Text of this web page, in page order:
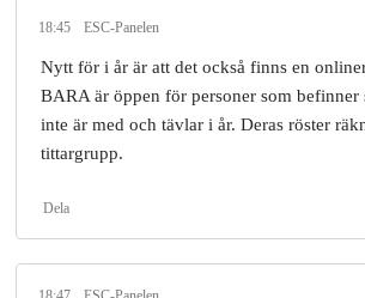
18:45 ESC-Panelen
Nytt för i år är att det också finns en
BARA är öppen för personer som befinner
inte är med och tävlar i år. Deras röster
tittargrupp.
Dela